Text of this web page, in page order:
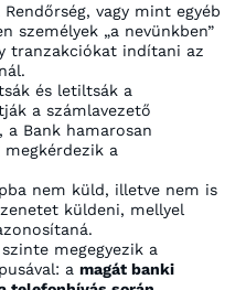
vagy mint egyéb
személyek „a nevünkben”
tranzakciókat indítani az
és letiltsák a
a számlavezető
a Bank hamarosan
a
nem küld, illetve nem is
küldeni, mellyel
megegyezik a
a magát banki